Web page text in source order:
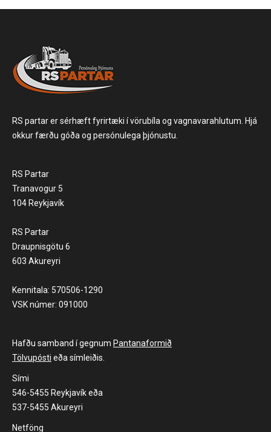
RS partar er sérhæft fyrirtæki í vörubíla og vagnavarahlutum. Hjá
okkur færðu góða og persónulega þjónustu.
RS Partar
Tranavogur 5
104 Reykjavík
RS Partar
Draupnisgötu 6
603 Akureyri
Kennitala: 570506-1290
VSK númer: 091000
Hafðu samband í gegnum Pantanaformið
Tölvupósti eða símleiðis.
Sími
546-5455 Reykjavík eða
537-5455 Akureyri
Netföng